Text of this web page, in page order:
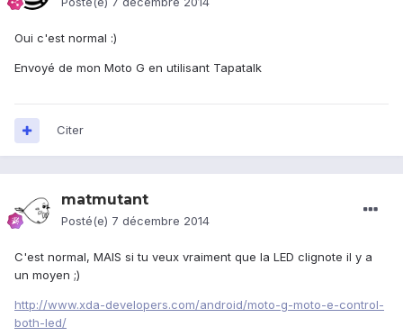
Oui c'est normal :)
Envoyé de mon Moto G en utilisant Tapatalk
Citer
matmutant
Posté(e) 7 décembre 2014
C'est normal, MAIS si tu veux vraiment que la LED clignote il y a
un moyen ;)
http://www.xda-developers.com/android/moto-g-moto-e-control-
both-led/